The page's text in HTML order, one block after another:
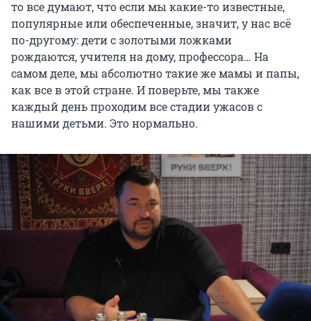
то все думают, что если мы какие-то известные,
популярные или обеспеченные, значит, у нас всё
по-другому: дети с золотыми ложками
рождаются, учителя на дому, профессора… На
самом деле, мы абсолютно такие же мамы и папы,
как все в этой стране. И поверьте, мы также
каждый день проходим все стадии ужасов с
нашими детьми. Это нормально.